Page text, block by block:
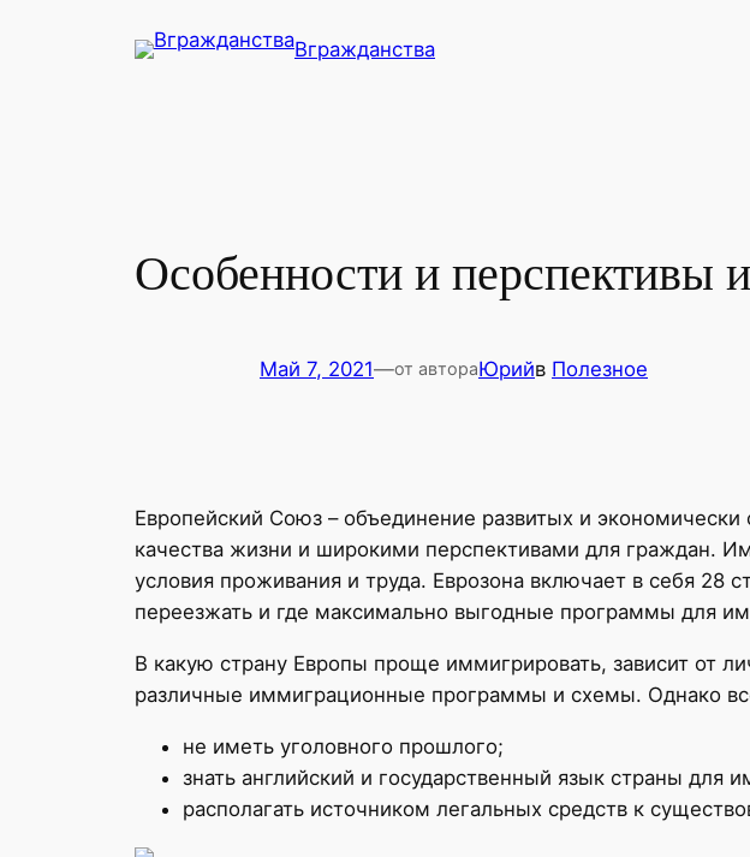
Вгражданства
Особенности и перспективы
Май 7, 2021—от автораЮрийв Полезное
Европейский Союз – объединение развитых и
качества жизни и широкими перспективами для граждан.
условия проживания и труда. Еврозона включает в себя 28
переезжать и где максимально выгодные программы для
В какую страну Европы проще иммигрировать, зависит от
различные иммиграционные программы и схемы. Однако
не иметь уголовного прошлого;
знать английский и государственный язык страны для
располагать источником легальных средств к